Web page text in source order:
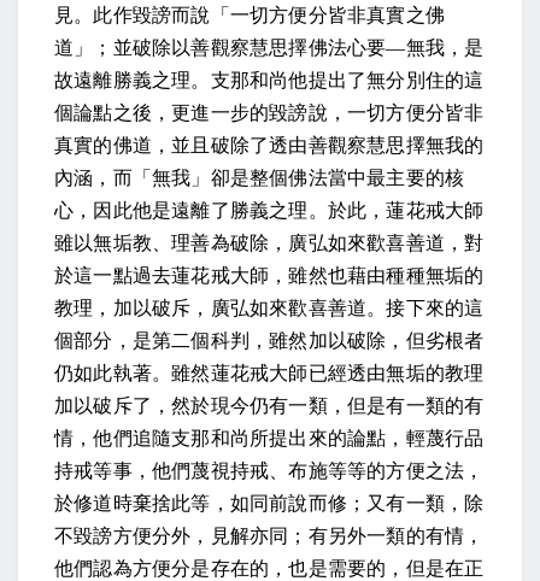
見。此作毀謗而說「一切方便分皆非真實之佛
道」；並破除以善觀察慧思擇佛法心要—無我，是
故遠離勝義之理。支那和尚他提出了無分別住的這
個論點之後，更進一步的毀謗說，一切方便分皆非
真實的佛道，並且破除了透由善觀察慧思擇無我的
內涵，而「無我」卻是整個佛法當中最主要的核
心，因此他是遠離了勝義之理。於此，蓮花戒大師
雖以無垢教、理善為破除，廣弘如來歡喜善道，對
於這一點過去蓮花戒大師，雖然也藉由種種無垢的
教理，加以破斥，廣弘如來歡喜善道。接下來的這
個部分，是第二個科判，雖然加以破除，但劣根者
仍如此執著。雖然蓮花戒大師已經透由無垢的教理
加以破斥了，然於現今仍有一類，但是有一類的有
情，他們追隨支那和尚所提出來的論點，輕蔑行品
持戒等事，他們蔑視持戒、布施等等的方便之法，
於修道時棄捨此等，如同前說而修；又有一類，除
不毀謗方便分外，見解亦同；有另外一類的有情，
他們認為方便分是存在的，也是需要的，但是在正